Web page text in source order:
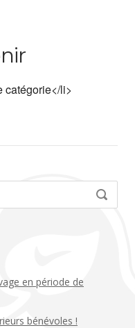
catégorie</li>
SEARCH
en période de
bénévoles !